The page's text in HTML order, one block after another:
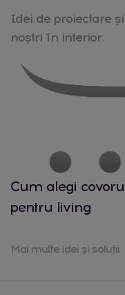
Idei de proiectare
noștri în interior.
Cum alegi
pentru living
Mai multe idei și soluții